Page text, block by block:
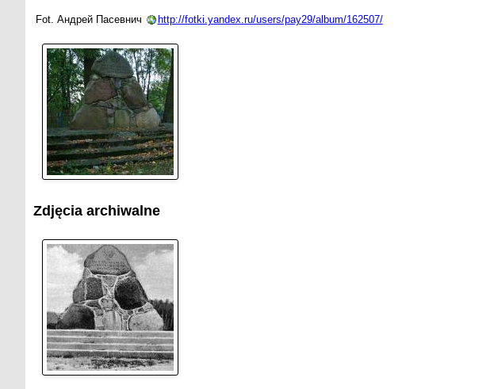
Fot. Андрей Пасевнич http://fotki.yandex.ru/users/pay29/album/162507/
Zdjęcia archiwalne